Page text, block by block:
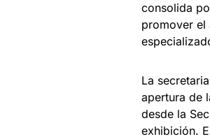
consolida
promover el
La
apertura de
desde la
exhibición.